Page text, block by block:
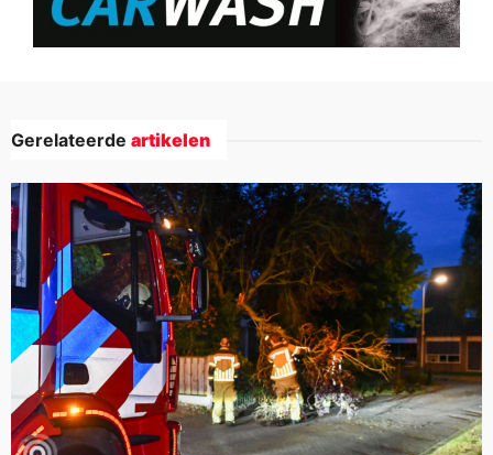
Gerelateerde artikelen